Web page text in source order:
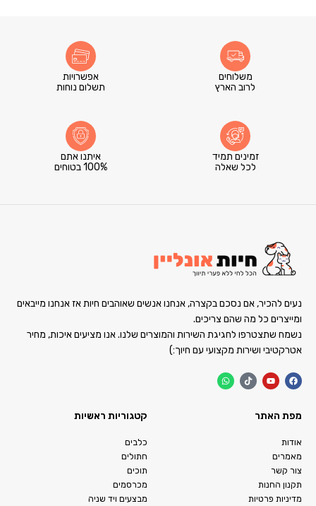
משלוחים
לרוב הארץ
אפשרויות
תשלום נוחות
זמינים תמיד
לכל שאלה
איתנו אתם
100% בטוחים
נעים להכיר, אם נסכם בקצרה, אנחנו אנשים שאוהבים חיות אז אנחנו מייבאים
ומייצרים כל מה שהם צריכים.
נשמח שתצטרפו לחגיגת השירות והמוצרים שלנו. אנו מציעים איכות, מחיר
אטרקטיבי ושירות מקצועי עם חיוך:)
מפת האתר
אודות
מאמרים
צור קשר
תקנון החנות
מדיניות פרטיות
קטגוריות ראשיות
כלבים
חתולים
תוכים
מכרסמים
מבצעים ויד שניה